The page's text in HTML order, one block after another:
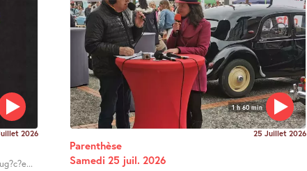
2026
1 h 60 min
25 Juillet 2026
Parenthèse
Samedi 25 juil. 2026